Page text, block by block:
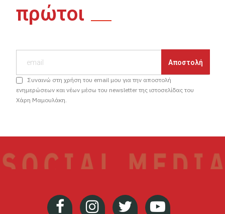
πρώτοι
Συναινώ στη χρήση του email μου για την αποστολή
ενημερώσεων και νέων μέσω του newsletter της ιστοσελίδας του
Χάρη Μαμουλάκη.